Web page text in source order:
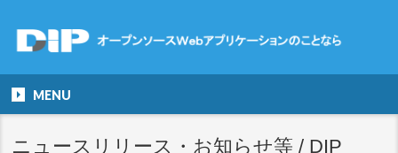
MENU
ニュースリリース・お知らせ等 / DIP